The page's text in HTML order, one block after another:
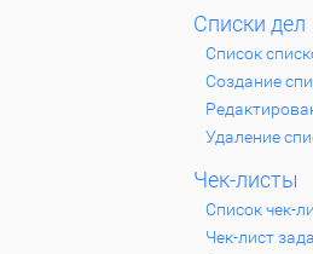
Списки дел
Список
Создание
Удаление
Чек-листы
Список чек-
Чек-лист